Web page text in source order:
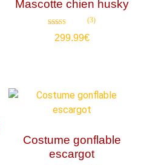
Mascotte chien husky
4.67
(3)
299.99€
Costume gonflable
escargot